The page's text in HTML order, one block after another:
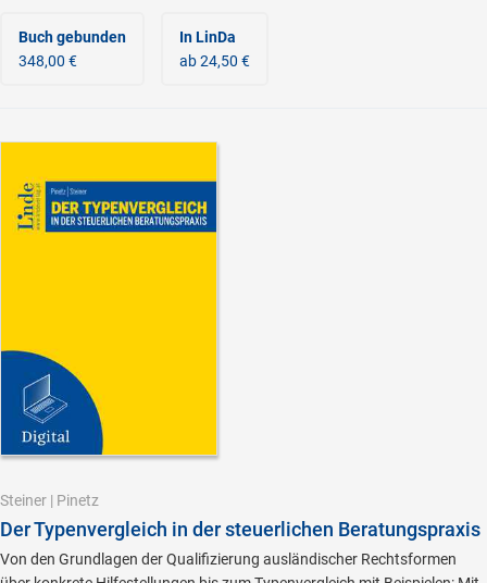
Buch gebunden
348,00 €
In LinDa
ab 24,50 €
Steiner | Pinetz
Der Typenvergleich in der steuerlichen Beratungspraxis
Von den Grundlagen der Qualifizierung ausländischer Rechtsformen